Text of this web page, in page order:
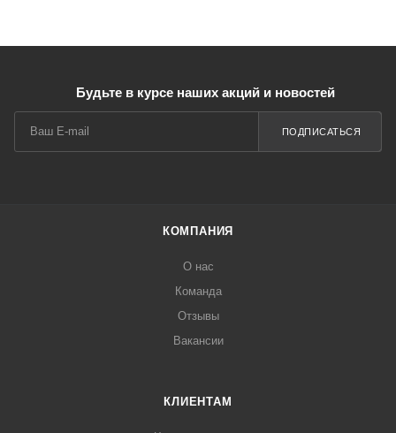
Будьте в курсе наших акций и новостей
ПОДПИСАТЬСЯ
КОМПАНИЯ
О нас
Команда
Отзывы
Вакансии
КЛИЕНТАМ